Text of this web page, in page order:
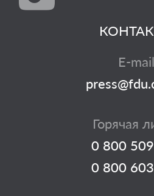
E-mail
Горячая
0 800
0 800